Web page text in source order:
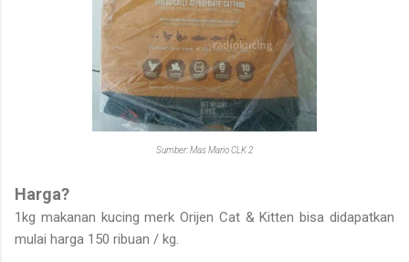
Sumber: Mas Mario CLK 2
Harga?
1kg makanan kucing merk Orijen Cat & Kitten bisa didapatkan
mulai harga 150 ribuan / kg.